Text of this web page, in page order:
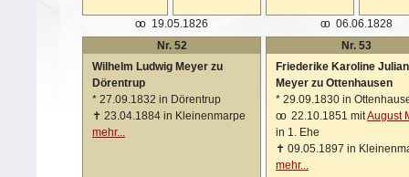
oo 19.05.1826 oo 06.06.1828
Nr. 52
Wilhelm Ludwig Meyer zu
Dörentrup
* 27.09.1832 in Dörentrup
✝ 23.04.1884 in Kleinenmarpe
mehr...
Nr. 53
Friederike Karoline
Meyer zu Ottenhausen
* 29.09.1830 in
oo 22.10.1851 mitAugust
in 1. Ehe
✝ 09.05.1897 in
mehr...